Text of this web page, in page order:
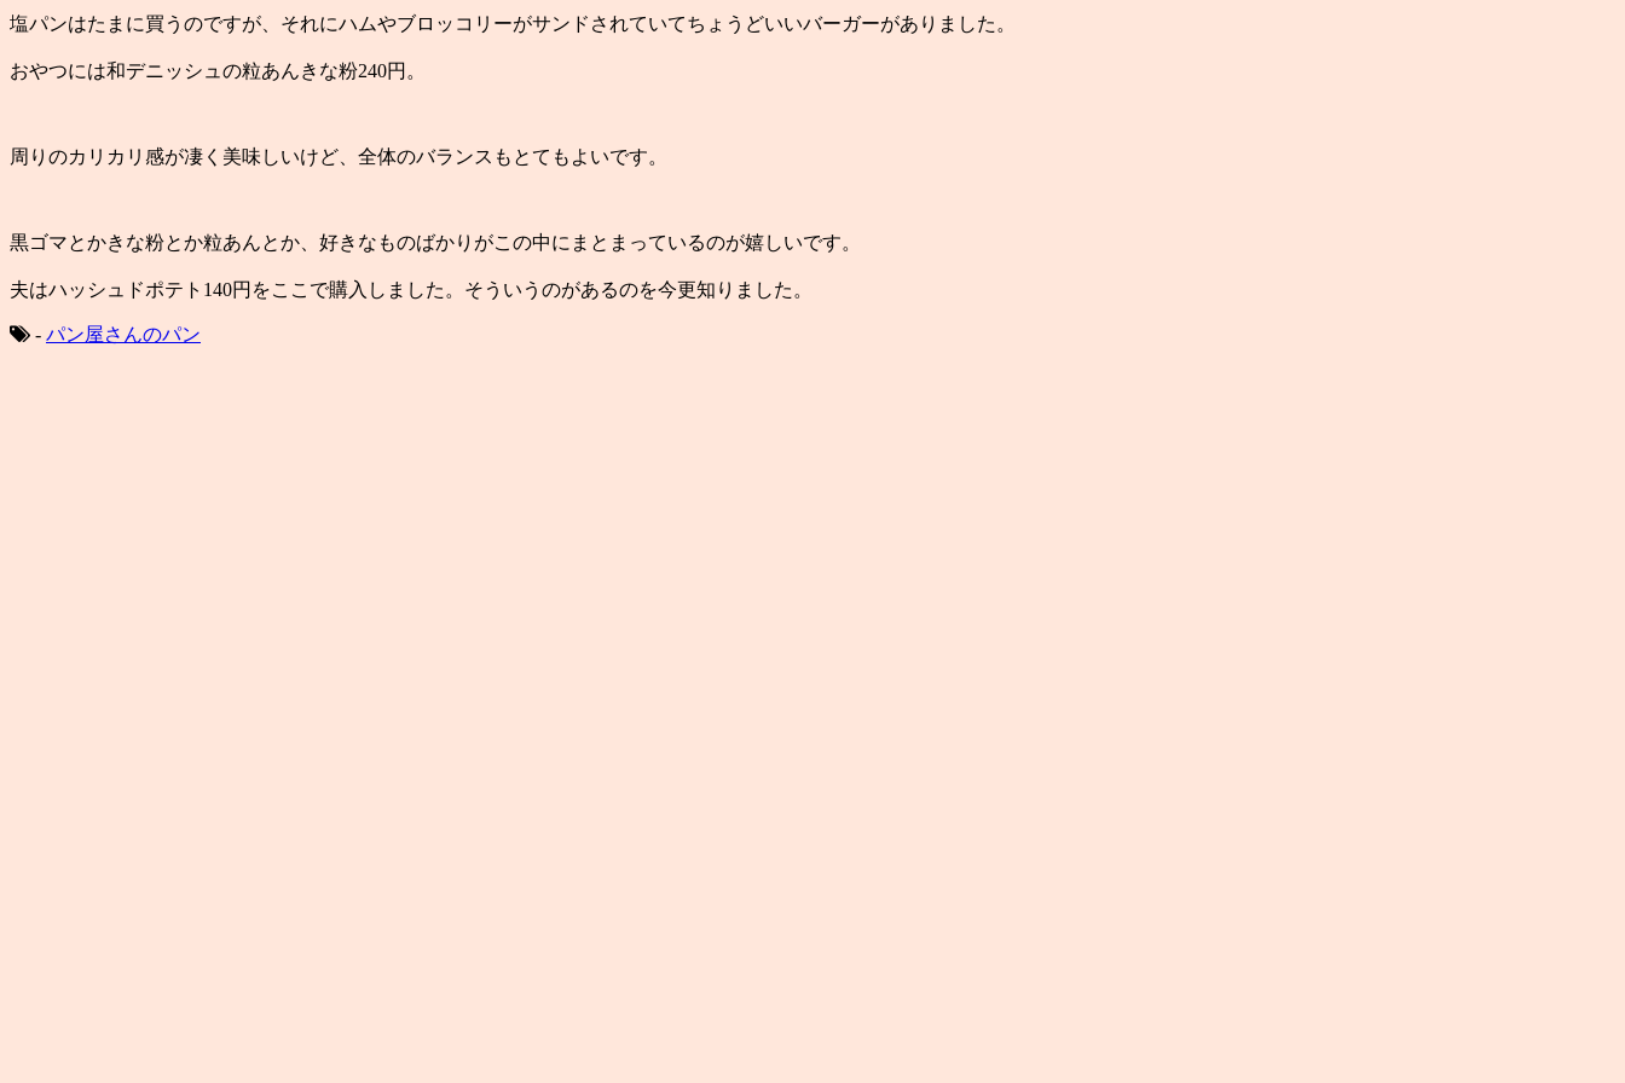
塩パンはたまに買うのですが、それにハムやブロッコリーがサンドされていてちょうどいいバーガーがありました。
おやつには和デニッシュの粒あんきな粉240円。
周りのカリカリ感が凄く美味しいけど、全体のバランスもとてもよいです。
黒ゴマとかきな粉とか粒あんとか、好きなものばかりがこの中にまとまっているのが嬉しいです。
夫はハッシュドポテト140円をここで購入しました。そういうのがあるのを今更知りました。
- パン屋さんのパン